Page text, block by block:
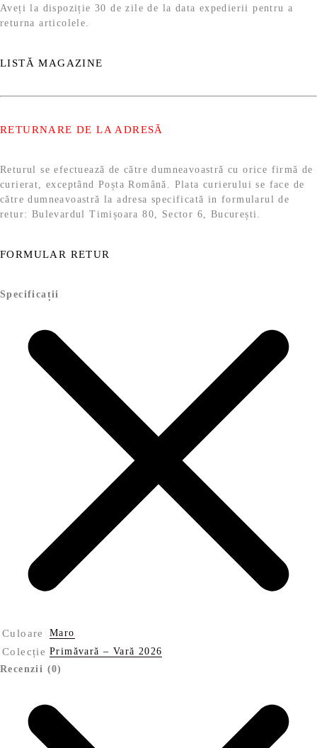
Aveți la dispoziție 30 de zile de la data expedierii pentru a
returna articolele.
LISTĂ MAGAZINE
RETURNARE DE LA ADRESĂ
Returul se efectuează de către dumneavoastră cu orice firmă de
curierat, exceptând Poșta Română. Plata curierului se face de
către dumneavoastră la adresa specificată in formularul de
retur: Bulevardul Timișoara 80, Sector 6, București.
FORMULAR RETUR
Specificații
Culoare Maro
Colecție Primăvară – Vară 2026
Recenzii (0)